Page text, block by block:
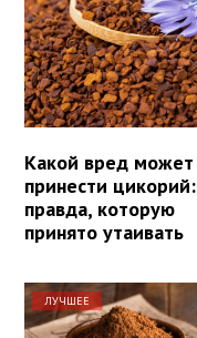
Какой вред может
принести цикорий:
правда, которую
принято утаивать
ЛУЧШЕЕ